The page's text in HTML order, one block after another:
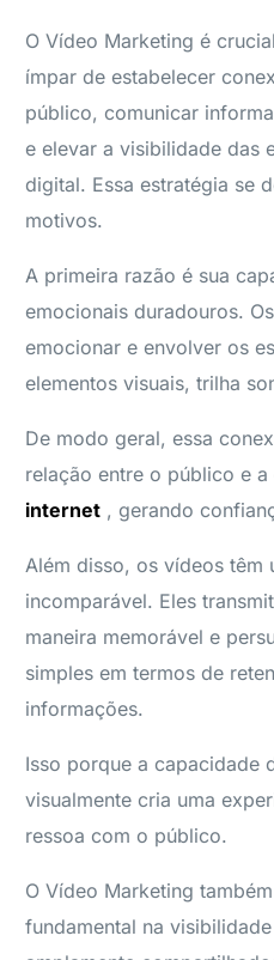
O Vídeo Marketing é
ímpar de estabelecer
público, comunicar
e elevar a visibilidade das
digital. Essa estratégia se
motivos.
A primeira razão é sua
emocionais duradouros.
emocionar e envolver os
elementos visuais, trilha
De modo geral, essa
relação entre o público e a
internet , gerando
Além disso, os vídeos têm
incomparável. Eles
maneira memorável e
simples em termos de
informações.
Isso porque a capacidade
visualmente cria uma
ressoa com o público.
O Vídeo Marketing
fundamental na